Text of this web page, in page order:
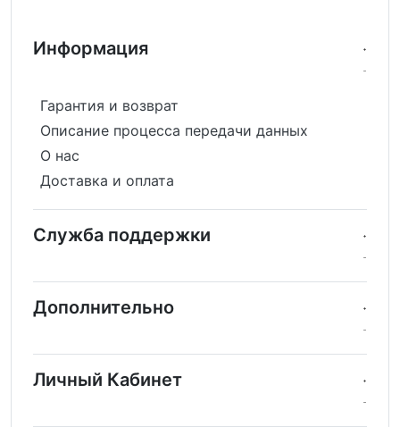
Информация
Гарантия и возврат
Описание процесса передачи данных
О нас
Доставка и оплата
Служба поддержки
Дополнительно
Личный Кабинет